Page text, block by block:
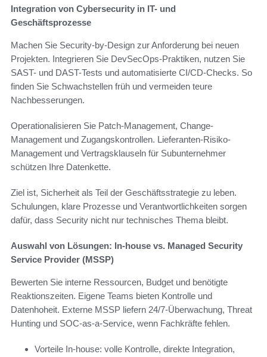
Integration von Cybersecurity in IT- und
Geschäftsprozesse
Machen Sie Security-by-Design zur Anforderung bei neuen
Projekten. Integrieren Sie DevSecOps-Praktiken, nutzen Sie
SAST- und DAST-Tests und automatisierte CI/CD-Checks. So
finden Sie Schwachstellen früh und vermeiden teure
Nachbesserungen.
Operationalisieren Sie Patch-Management, Change-
Management und Zugangskontrollen. Lieferanten-Risiko-
Management und Vertragsklauseln für Subunternehmer
schützen Ihre Datenkette.
Ziel ist, Sicherheit als Teil der Geschäftsstrategie zu leben.
Schulungen, klare Prozesse und Verantwortlichkeiten sorgen
dafür, dass Security nicht nur technisches Thema bleibt.
Auswahl von Lösungen: In-house vs. Managed Security
Service Provider (MSSP)
Bewerten Sie interne Ressourcen, Budget und benötigte
Reaktionszeiten. Eigene Teams bieten Kontrolle und
Datenhoheit. Externe MSSP liefern 24/7-Überwachung, Threat
Hunting und SOC-as-a-Service, wenn Fachkräfte fehlen.
Vorteile In-house: volle Kontrolle, direkte Integration,